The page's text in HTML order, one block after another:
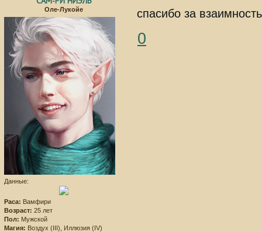
Оле-Лукойе
Данные:
Раса: Вамфири
Возраст: 25 лет
Пол: Мужской
Магия: Воздух (III), Иллюзия (IV)
спасибо за взаимность
0